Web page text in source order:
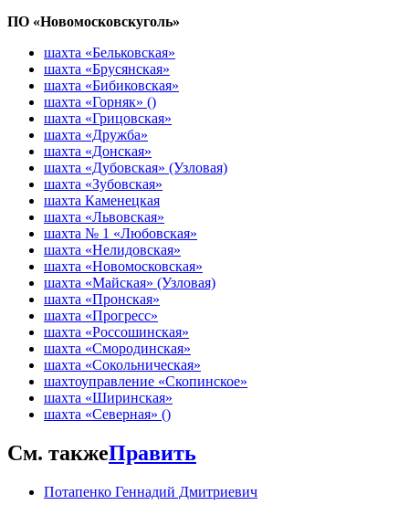
ПО «Новомосковскуголь»
шахта «Бельковская»
шахта «Брусянская»
шахта «Бибиковская»
шахта «Горняк» ()
шахта «Грицовская»
шахта «Дружба»
шахта «Донская»
шахта «Дубовская» (Узловая)
шахта «Зубовская»
шахта Каменецкая
шахта «Львовская»
шахта № 1 «Любовская»
шахта «Нелидовская»
шахта «Новомосковская»
шахта «Майская» (Узловая)
шахта «Пронская»
шахта «Прогресс»
шахта «Россошинская»
шахта «Смородинская»
шахта «Сокольническая»
шахтоуправление «Скопинское»
шахта «Ширинская»
шахта «Северная» ()
См. такжеПравить
Потапенко Геннадий Дмитриевич